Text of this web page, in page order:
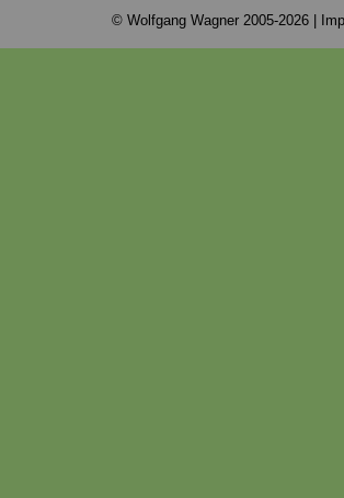
© Wolfgang Wagner 2005-2026 |